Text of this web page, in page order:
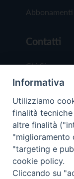
Abbonamenti
Contatti
Chi Siamo
Redazione
Scrivici
Copyright
Informativa
Utilizziamo
finalità
altre finalità
"miglioramento
"targeting e
cookie policy.
Cliccando su